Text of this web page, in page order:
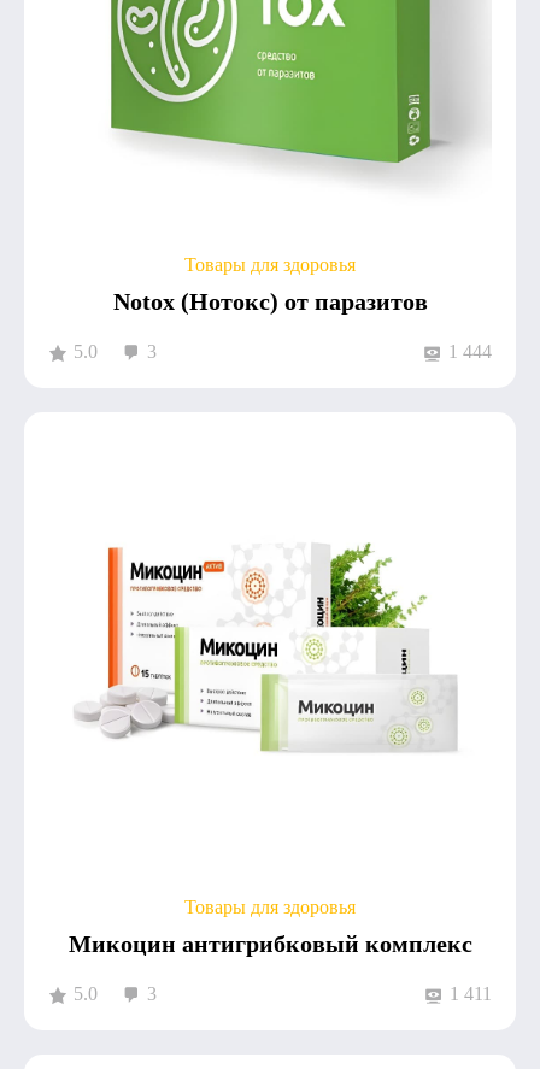
Товары для здоровья
Notox (Нотокс) от паразитов
5.0 3 1 444
Товары для здоровья
Микоцин антигрибковый комплекс
5.0 3 1 411